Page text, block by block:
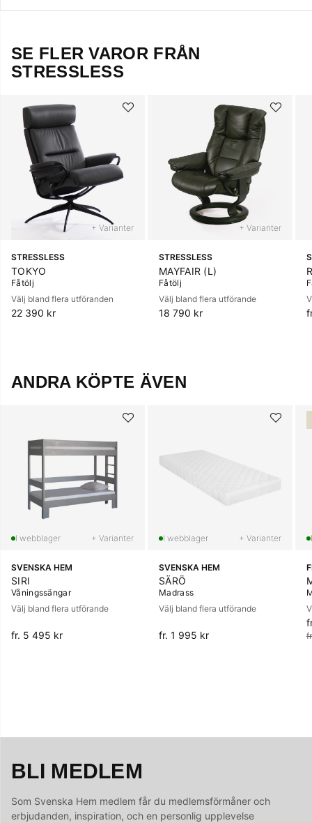
SE FLER VAROR FRÅN
STRESSLESS
+ Varianter
STRESSLESS
TOKYO
Fåtölj
Välj bland flera utföranden
22 390 kr
+ Varianter
STRESSLESS
MAYFAIR (L)
Fåtölj
Välj bland flera utförande
18 790 kr
ANDRA KÖPTE ÄVEN
+ Varianter
SVENSKA HEM
SIRI
Våningssängar
Välj bland flera utförande
fr. 5 495 kr
+ Varianter
SVENSKA HEM
SÄRÖ
Madrass
Välj bland flera utförande
fr. 1 995 kr
BLI MEDLEM
Som Svenska Hem medlem får du medlemsförmåner och
erbjudanden, inspiration, och en personlig upplevelse